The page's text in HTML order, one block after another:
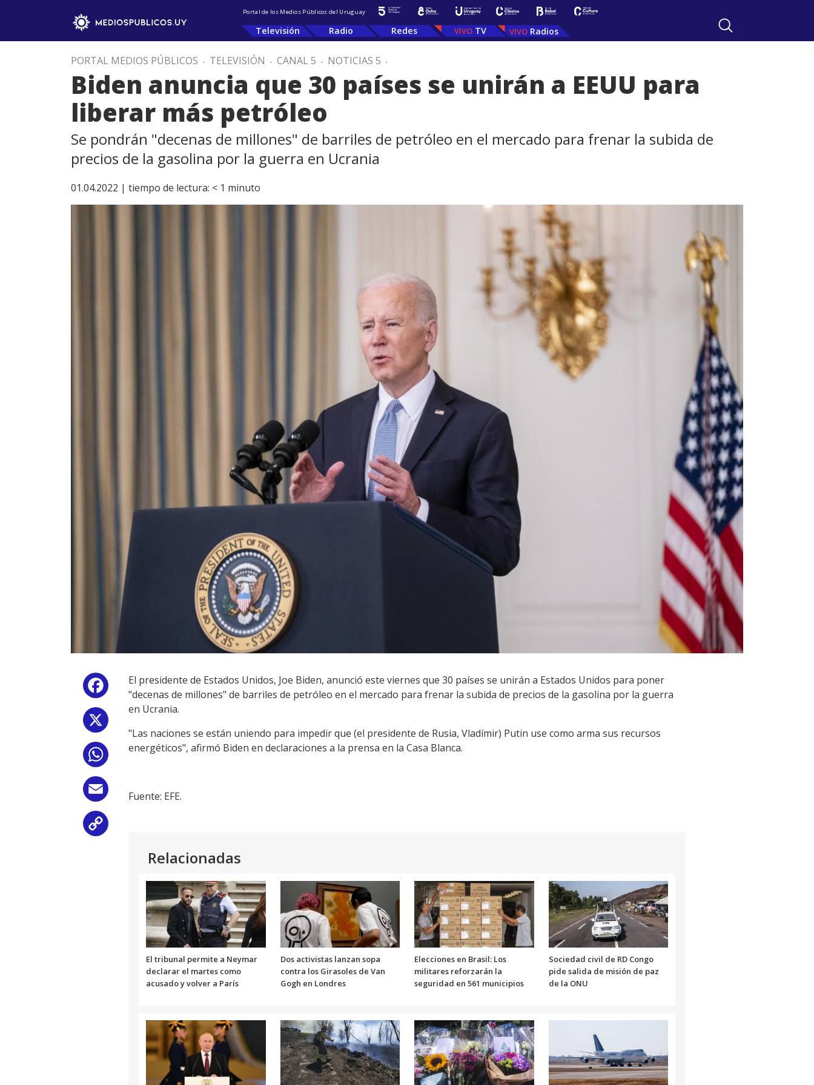
Portal de los Medios Públicos del Uruguay
Televisión Radio Redes TV Radios
PORTAL MEDIOS PÚBLICOS . TELEVISIÓN . CANAL 5 . NOTICIAS 5 .
Biden anuncia que 30 países se unirán a EEUU para
liberar más petróleo
Se pondrán "decenas de millones" de barriles de petróleo en el mercado para frenar la subida de
precios de la gasolina por la guerra en Ucrania
01.04.2022 | tiempo de lectura: < 1 minuto
Facebook
WhatsApp
Email
El presidente de Estados Unidos, Joe Biden, anunció este viernes que 30 países se unirán a Estados Unidos para poner
"decenas de millones" de barriles de petróleo en el mercado para frenar la subida de precios de la gasolina por la guerra
en Ucrania.
"Las naciones se están uniendo para impedir que (el presidente de Rusia, Vladímir) Putin use como arma sus recursos
energéticos", afirmó Biden en declaraciones a la prensa en la Casa Blanca.
Fuente: EFE.
Relacionadas
El tribunal permite a Neymar
declarar el martes como
acusado y volver a París
Dos activistas lanzan sopa
contra los Girasoles de Van
Gogh en Londres
Elecciones en Brasil: Los
militares reforzarán la
seguridad en 561 municipios
Sociedad civil de RD Congo
pide salida de misión de paz
de la ONU